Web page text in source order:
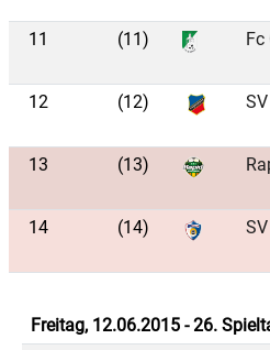
11 (11) Fc
12 (12)
13 (13)
14 (14)
Freitag, 12.06.2015 - 26.